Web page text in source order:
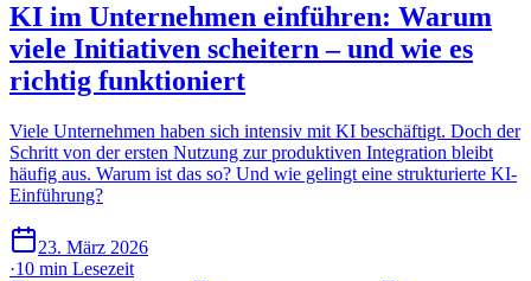
KI im Unternehmen einführen: Warum
viele Initiativen scheitern – und wie es
richtig funktioniert
Viele Unternehmen haben sich intensiv mit KI beschäftigt. Doch der
Schritt von der ersten Nutzung zur produktiven Integration bleibt
häufig aus. Warum ist das so? Und wie gelingt eine strukturierte KI-
Einführung?
23. März 2026
·10 min Lesezeit